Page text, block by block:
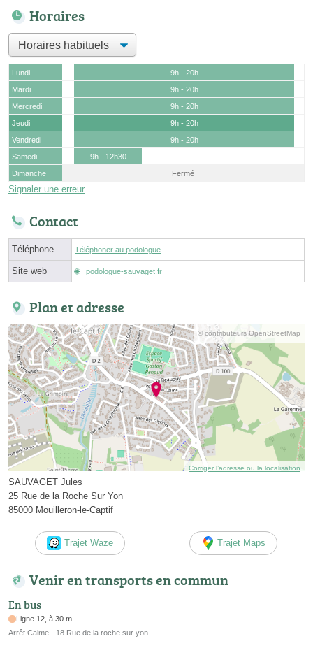
Horaires
Lundi
9h - 20h
Mardi
9h - 20h
Mercredi
9h - 20h
Jeudi
9h - 20h
Vendredi
9h - 20h
Samedi
9h - 12h30
Dimanche
Fermé
Signaler une erreur
Contact
Téléphone Téléphoner au podologue
Site web podologue-sauvaget.fr
Plan et adresse
© contributeurs OpenStreetMap
Corriger l’adresse ou la localisation
SAUVAGET Jules
25 Rue de la Roche Sur Yon
85000 Mouilleron-le-Captif
Trajet Waze Trajet Maps
Venir en transports en commun
En bus
Ligne 12, à 30 m
Arrêt Calme - 18 Rue de la roche sur yon